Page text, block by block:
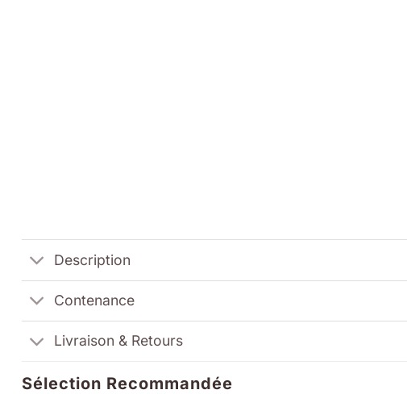
Description
Contenance
Livraison & Retours
Sélection Recommandée